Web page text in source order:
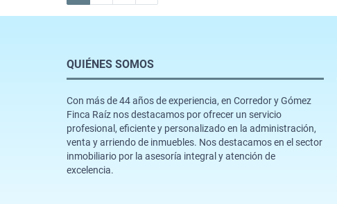
QUIÉNES SOMOS
Con más de 44 años de experiencia, en Corredor y Gómez
Finca Raíz nos destacamos por ofrecer un servicio
profesional, eficiente y personalizado en la administración,
venta y arriendo de inmuebles. Nos destacamos en el sector
inmobiliario por la asesoría integral y atención de
excelencia.